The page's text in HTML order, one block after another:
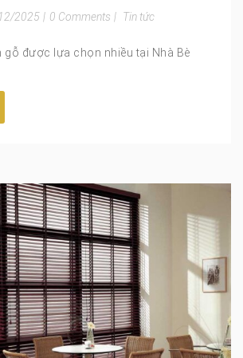
2025 | 0 Comments | Tin tức
gỗ được lựa chọn nhiều tại Nhà Bè